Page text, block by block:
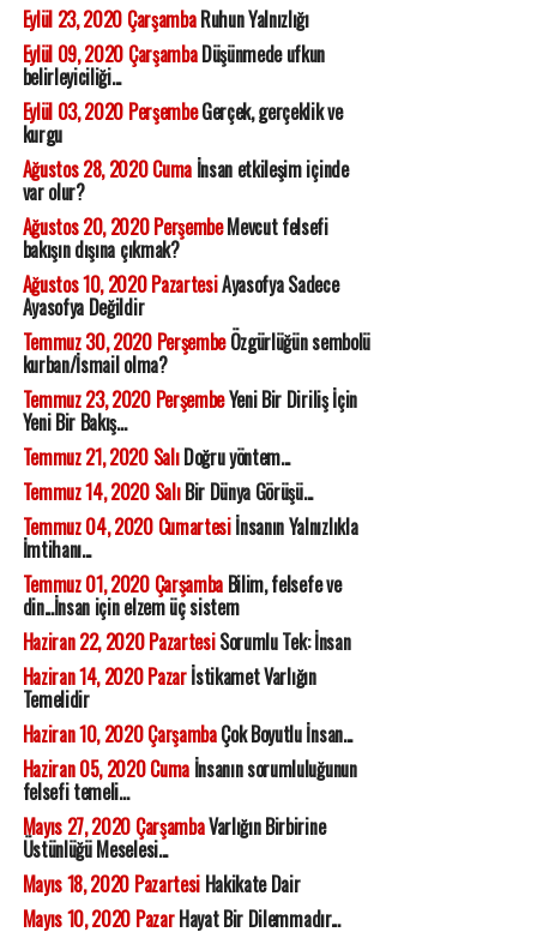
Eylül 23, 2020 ÇarşambaRuhun Yalnızlığı
Eylül 09, 2020 ÇarşambaDüşünmede ufkun
belirleyiciliği...
Eylül 03, 2020 PerşembeGerçek, gerçeklik ve
kurgu
Ağustos 28, 2020 Cumaİnsan etkileşim içinde
var olur?
Ağustos 20, 2020 PerşembeMevcut felsefi
bakışın dışına çıkmak?
Ağustos 10, 2020 PazartesiAyasofya Sadece
Ayasofya Değildir
Temmuz 30, 2020 PerşembeÖzgürlüğün sembolü
kurban/İsmail olma?
Temmuz 23, 2020 PerşembeYeni Bir Diriliş İçin
Yeni Bir Bakış...
Temmuz 21, 2020 SalıDoğru yöntem...
Temmuz 14, 2020 SalıBir Dünya Görüşü...
Temmuz 04, 2020 Cumartesiİnsanın Yalnızlıkla
İmtihanı...
Temmuz 01, 2020 ÇarşambaBilim, felsefe ve
din...İnsan için elzem üç sistem
Haziran 22, 2020 PazartesiSorumlu Tek: İnsan
Haziran 14, 2020 Pazarİstikamet Varlığın
Temelidir
Haziran 10, 2020 ÇarşambaÇok Boyutlu İnsan...
Haziran 05, 2020 Cumaİnsanın sorumluluğunun
felsefi temeli...
Mayıs 27, 2020 ÇarşambaVarlığın Birbirine
Üstünlüğü Meselesi...
Mayıs 18, 2020 PazartesiHakikate Dair
Mayıs 10, 2020 PazarHayat Bir Dilemmadır...